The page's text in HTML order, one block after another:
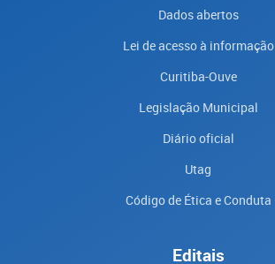
Dados abertos
Lei de acesso à informação
Curitiba-Ouve
Legislação Municipal
Diário oficial
Utag
Código de Ética e Conduta
Editais